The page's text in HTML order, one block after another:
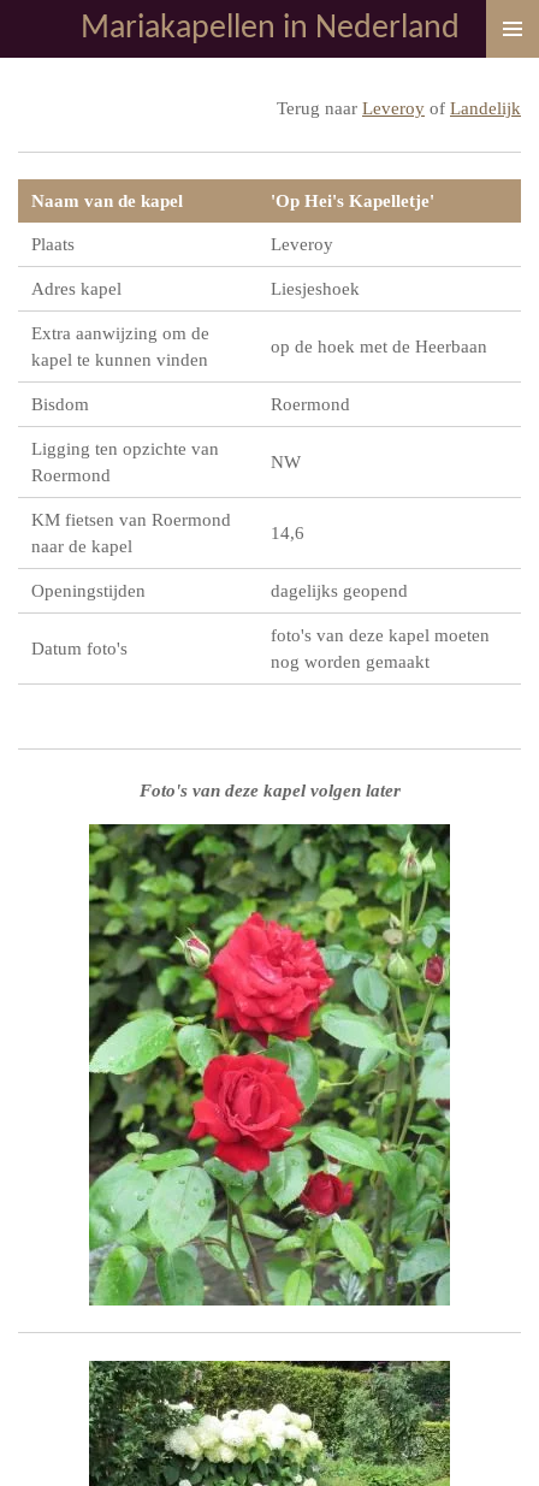
direct
Mariakapellen in Nederland
Terug naar Leveroy of Landelijk
Naam van de kapel 'Op Hei's Kapelletje'
Plaats Leveroy
Adres kapel Liesjeshoek
Extra aanwijzing om de
kapel te kunnen vinden
op de hoek met de Heerbaan
Bisdom Roermond
Ligging ten opzichte van
Roermond
NW
KM fietsen van Roermond
naar de kapel
14,6
Openingstijden dagelijks geopend
Datum foto's
foto's van deze kapel moeten
nog worden gemaakt
Foto's van deze kapel volgen later